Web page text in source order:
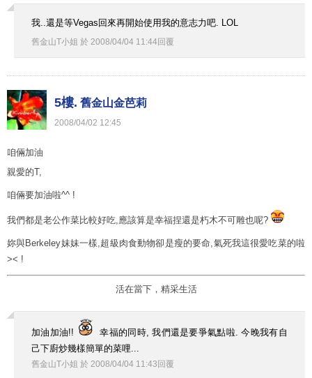
我..還是等Vegas回來再開始使用我的意志力吧. LOL
舊金山T小姐 於 2008/04/04 11:44回覆
5樓. 舊金山金芭莉
2008/04/02 12:45
咱倆加油
親愛的T,
咱倆要加油啦^^ !
我們都是老公作菜比較好吃,應該算是幸福捏還是朽木不可雕也呢?
妳與Berkeley妹妹一樣,超級肉食動物卻是瘦的要命,氣死我這很愛吃菜的啦
>< !
活在當下，精采生活
加油加油!!
幸福的同時, 我們還是要爭氣點啦. 今晚我有自
己下廚炒幾樣簡單的菜哩...
舊金山T小姐 於 2008/04/04 11:43回覆